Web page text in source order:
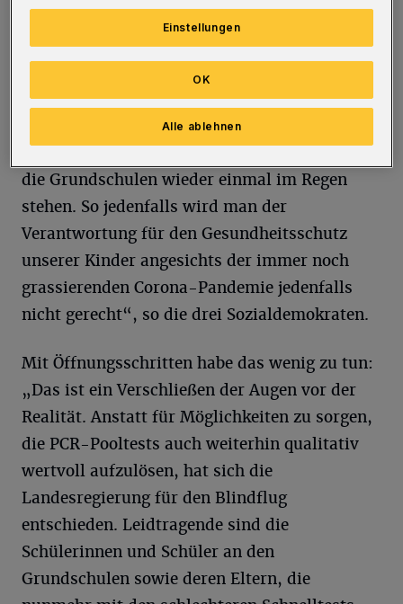
das Testregime aus der Hand geglitten ist. Da
die PCR-Pooltests in zahlreichen Fällen durch
die neu beschafften Antigen-Schnelltests nicht
mehr aufgelöst werden konnten, gibt die
die Grundschulen wieder einmal im Regen
stehen. So jedenfalls wird man der
Verantwortung für den Gesundheitsschutz
unserer Kinder angesichts der immer noch
grassierenden Corona-Pandemie jedenfalls
nicht gerecht“, so die drei Sozialdemokraten.
Mit Öffnungsschritten habe das wenig zu tun:
„Das ist ein Verschließen der Augen vor der
Realität. Anstatt für Möglichkeiten zu sorgen,
die PCR-Pooltests auch weiterhin qualitativ
wertvoll aufzulösen, hat sich die
Landesregierung für den Blindflug
entschieden. Leidtragende sind die
Schülerinnen und Schüler an den
Grundschulen sowie deren Eltern, die
Einstellungen
Alle ablehnen
OK